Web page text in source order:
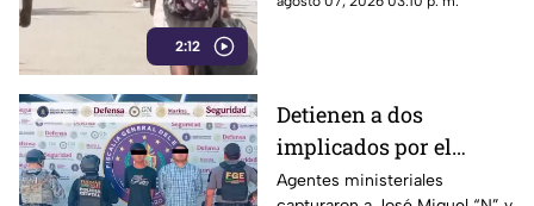
2:12
años
Detienen a dos
implicados por el
homicidio de Violeta en
Agentes ministeriales